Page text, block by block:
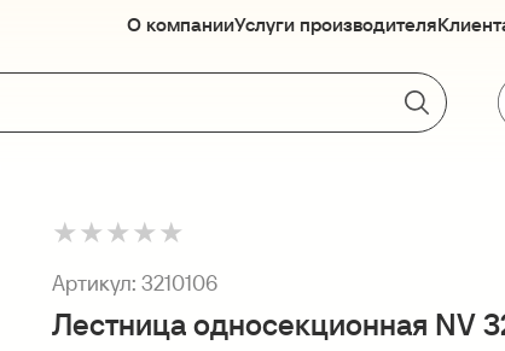
О компанииУслуги производителя
★★★★★
Артикул: 3210106
Лестница односекционная NV